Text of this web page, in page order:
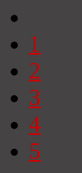
1
2
3
4
5